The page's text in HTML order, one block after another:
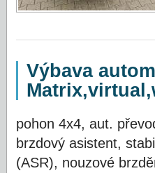
Výbava
pohon 4x4, aut.
brzdový asistent,
(ASR), nouzové